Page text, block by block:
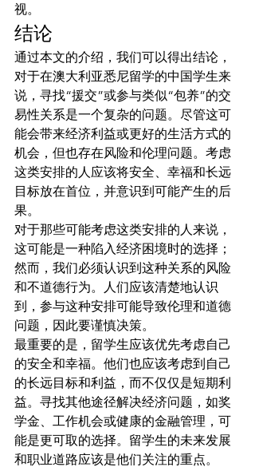
视。
结论
通过本文的介绍，我们可以得出结论，
对于在澳大利亚悉尼留学的中国学生来
说，寻找“援交”或参与类似“包养”的交
易性关系是一个复杂的问题。尽管这可
能会带来经济利益或更好的生活方式的
机会，但也存在风险和伦理问题。考虑
这类安排的人应该将安全、幸福和长远
目标放在首位，并意识到可能产生的后
果。
对于那些可能考虑这类安排的人来说，
这可能是一种陷入经济困境时的选择；
然而，我们必须认识到这种关系的风险
和不道德行为。人们应该清楚地认识
到，参与这种安排可能导致伦理和道德
问题，因此要谨慎决策。
最重要的是，留学生应该优先考虑自己
的安全和幸福。他们也应该考虑到自己
的长远目标和利益，而不仅仅是短期利
益。寻找其他途径解决经济问题，如奖
学金、工作机会或健康的金融管理，可
能是更可取的选择。留学生的未来发展
和职业道路应该是他们关注的重点。